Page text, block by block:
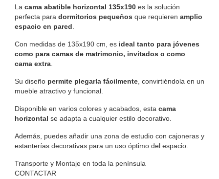
La cama abatible horizontal 135x190 es la solución
perfecta para dormitorios pequeños que requieren amplio
espacio en pared
Con medidas de 135x190 cm, es ideal tanto para jóvenes
como para camas de matrimonio, invitados o como
cama extra
Su diseño permite plegarla fácilmente , convirtiéndola en un
mueble atractivo y funcional.
Disponible en varios colores y acabados, esta cama
horizontal se adapta a cualquier estilo decorativo.
Además, puedes añadir una zona de estudio con cajoneras y
estanterías decorativas para un uso óptimo del espacio.
Transporte y Montaje en toda la península
CONTACTAR